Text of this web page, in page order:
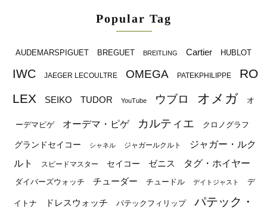
Popular Tag
AUDEMARSPIGUET BREGUET BREITLING Cartier HUBLOT
IWC JAEGER LECOULTRE OMEGA PATEKPHILIPPE
RO
LEX
SEIKO TUDOR YouTube ウブロ オメガ オ
ーデマピゲ オーデマ・ピゲ カルティエ クロノグラフ
グランドセイコー シャネル ジャガールクルト
ジャガー・ルク
ルト
スピードマスター セイコー ゼニス タグ・ホイヤー
ダイバーズウォッチ チューダー チュードル デイトジャスト デ
イトナ ドレスウォッチ パテックフィリップ
パテック・